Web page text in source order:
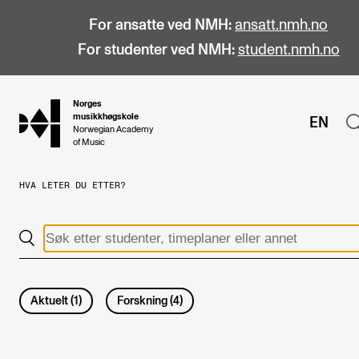
For ansatte ved NMH: ansatt.nmh.no
For studenter ved NMH: student.nmh.no
hjem
Norges
musikkhøgskole
Norwegian Academy
of Music
EN
Alle studier
Master
HVA LETER DU ETTER?
Aktuelt (1 ) Forskning (4)